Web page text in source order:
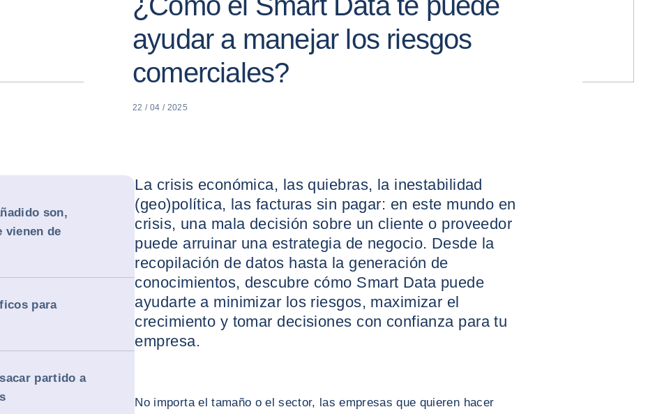
ayudar a manejar los riesgos
comerciales?
22 / 04 / 2025
son,
vienen de
para
partido a
La crisis económica, las quiebras, la inestabilidad
(geo)política, las facturas sin pagar: en este mundo en
crisis, una mala decisión sobre un cliente o proveedor
puede arruinar una estrategia de negocio. Desde la
recopilación de datos hasta la generación de
conocimientos, descubre cómo Smart Data puede
ayudarte a minimizar los riesgos, maximizar el
crecimiento y tomar decisiones con confianza para tu
empresa.
No importa el tamaño o el sector, las empresas que quieren hacer